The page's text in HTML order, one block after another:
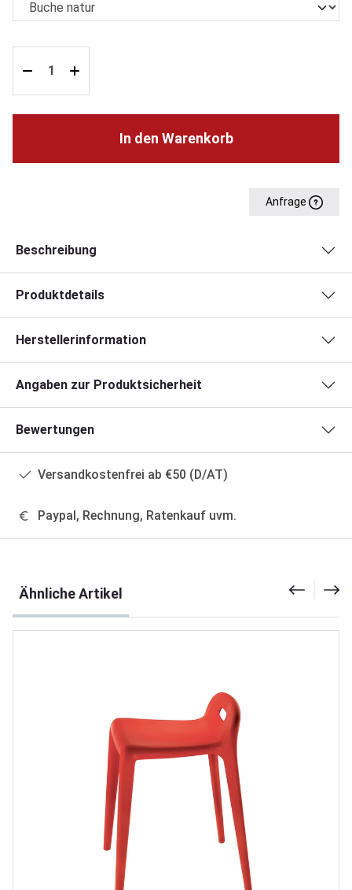
In den Warenkorb
Anfrage
Beschreibung
Produktdetails
Herstellerinformation
Angaben zur Produktsicherheit
Bewertungen
Versandkostenfrei ab €50 (D/AT)
Paypal, Rechnung, Ratenkauf uvm.
Ähnliche Artikel